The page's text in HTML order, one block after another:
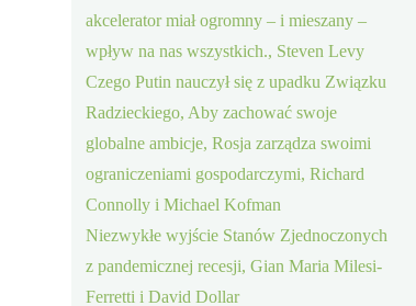
akcelerator miał ogromny – i mieszany –
wpływ na nas wszystkich., Steven Levy
Czego Putin nauczył się z upadku Związku
Radzieckiego, Aby zachować swoje
globalne ambicje, Rosja zarządza swoimi
ograniczeniami gospodarczymi, Richard
Connolly i Michael Kofman
Niezwykłe wyjście Stanów Zjednoczonych
z pandemicznej recesji, Gian Maria Milesi-
Ferretti i David Dollar